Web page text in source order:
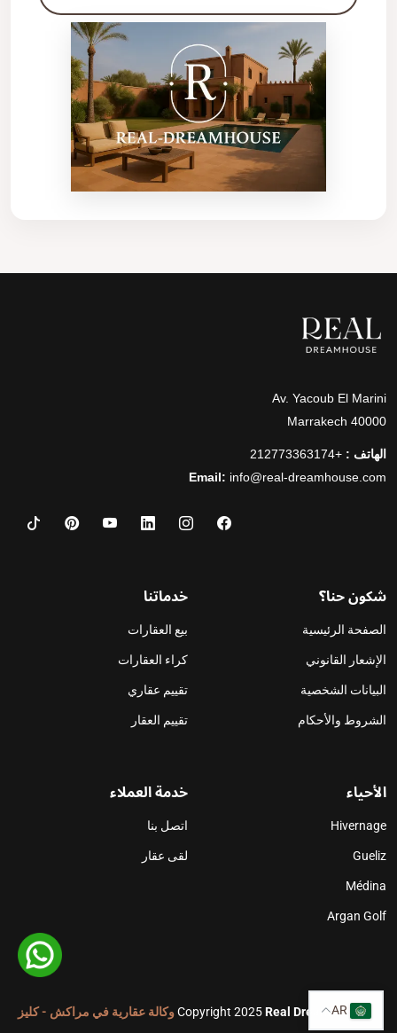
Av. Yacoub El Marini
40000 Marrakech
الهاتف : +212773363174
Email: info@real-dreamhouse.com
شكون حنا؟
الصفحة الرئيسية
الإشعار القانوني
البيانات الشخصية
الشروط والأحكام
خدماتنا
بيع العقارات
كراء العقارات
تقييم عقاري
تقييم العقار
الأحياء
Hivernage
Gueliz
Médina
Argan Golf
خدمة العملاء
اتصل بنا
لقى عقار
Copyright 2025Real DreamHouse وكالة عقارية في مراكش - كليز AR